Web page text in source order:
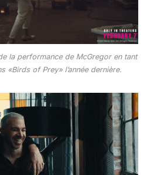
la performance de McGregor en tant
«Birds of Prey» l’année dernière.